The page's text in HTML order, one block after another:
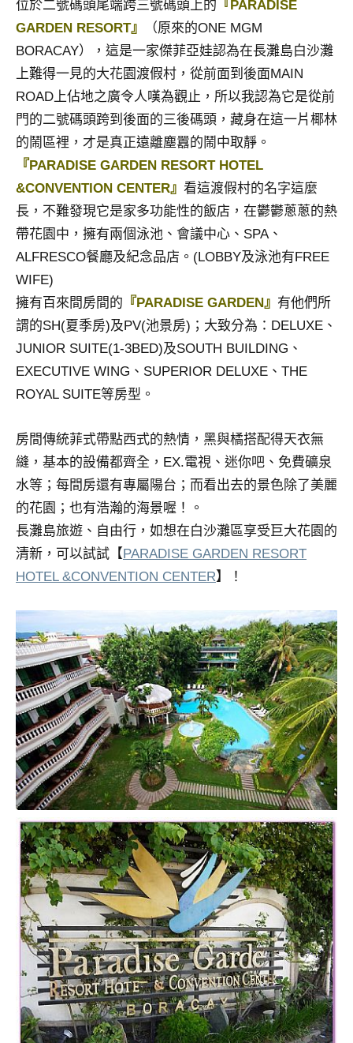
探
號
節
目
外
景
節
目
主
持、
吳
哥
窟
泰
國
旅
遊
書
作
各
發
表
會
及
活
主
持、
企
業
講
座、
部
落
客
及
旅
遊
雜
誌
專
欄、
觀
光
局
作
達
人
對
位於二號碼頭尾端跨三號碼頭上的 『PARADISE
GARDEN RESORT』
（原來的ONE MGM
BORACAY），這是一家傑菲亞娃認為在長灘島白沙灘
上難得一見的大花園渡假村，從前面到後面MAIN
ROAD上佔地之廣令人嘆為觀止，所以我認為它是從前
門的二號碼頭跨到後面的三後碼頭，藏身在這一片椰林
的鬧區裡，才是真正遠離塵囂的鬧中取靜。
『PARADISE GARDEN RESORT HOTEL
&CONVENTION CENTER』 看這渡假村的名字這麼
長，不難發現它是家多功能性的飯店，在鬱鬱蔥蔥的熱
帶花園中，擁有兩個泳池、會議中心、SPA、
ALFRESCO餐廳及紀念品店。(LOBBY及泳池有FREE
WIFE)
擁有百來間房間的 『PARADISE GARDEN』 有他們所
謂的SH(夏季房)及PV(池景房)；大致分為：DELUXE、
JUNIOR SUITE(1-3BED)及SOUTH BUILDING、
EXECUTIVE WING、SUPERIOR DELUXE、THE
ROYAL SUITE等房型。
房間傳統菲式帶點西式的熱情，黑與橘搭配得天衣無
縫，基本的設備都齊全，EX.電視、迷你吧、免費礦泉
水等；每間房還有專屬陽台；而看出去的景色除了美麗
的花園；也有浩瀚的海景喔！。
長灘島旅遊、自由行，如想在白沙灘區享受巨大花園的
清新，可以試試【PARADISE GARDEN RESORT
HOTEL &CONVENTION CENTER】！